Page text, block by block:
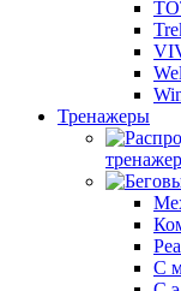
Тренажеры
С